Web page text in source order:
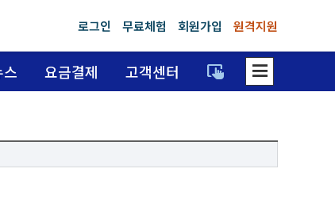
로그인 무료체험 회원가입 원격지원
요금결제 고객센터 trackpad_input dehaze